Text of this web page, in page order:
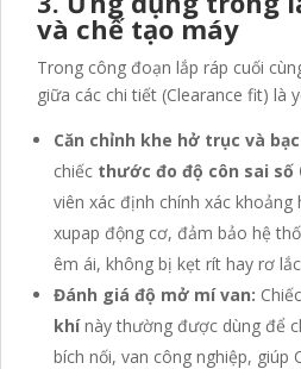
và chế tạo máy
Trong công đoạn lắp ráp cuối
giữa các chi tiết (Clearance fit) là
Căn chỉnh khe hở trục và
chiếc thước đo độ côn sai số
viên xác định chính xác
xupap động cơ, đảm bảo hệ
êm ái, không bị kẹt rít hay rơ
Đánh giá độ mở mí van: Chiếc
khínày thường được dùng để
bích nối, van công nghiệp, giúp